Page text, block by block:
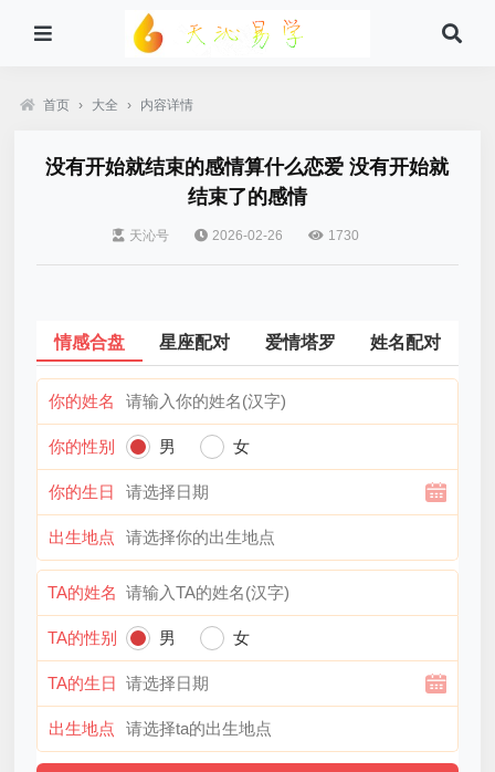
首页 › 大全 › 内容详情
没有开始就结束的感情算什么恋爱 没有开始就
结束了的感情
天沁号 2026-02-26 1730
情感合盘 星座配对 爱情塔罗 姓名配对
你的姓名
你的性别 男 女
你的生日
出生地点
TA的姓名
TA的性别 男 女
TA的生日
出生地点